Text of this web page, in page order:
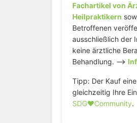
Fachartikel von
Heilpraktikern
Betroffenen
ausschließlich der
keine ärztliche
Behandlung. –>
Tipp: Der Kauf
gleichzeitig Ihre
SDG♥️Community.